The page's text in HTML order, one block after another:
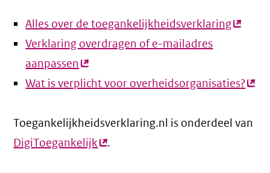
Alles over de toegankelijkheidsverklaring
Verklaring overdragen of e-mailadres
aanpassen(externe
link)
Wat is verplicht voor overheidsorganisaties?
Toegankelijkheidsverklaring.nl is onderdeel van
DigiToegankelijk(externe
.